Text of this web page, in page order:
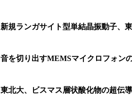
新規ランガサイト型単結晶振動子、
音を切り出すMEMSマイクロフォン
東北大、ビスマス層状酸化物の超伝